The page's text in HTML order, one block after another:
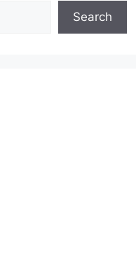
Search